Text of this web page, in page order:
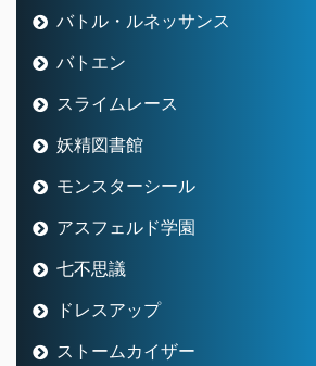
バトル・ルネッサンス
バトエン
スライムレース
妖精図書館
モンスターシール
アスフェルド学園
七不思議
ドレスアップ
ストームカイザー